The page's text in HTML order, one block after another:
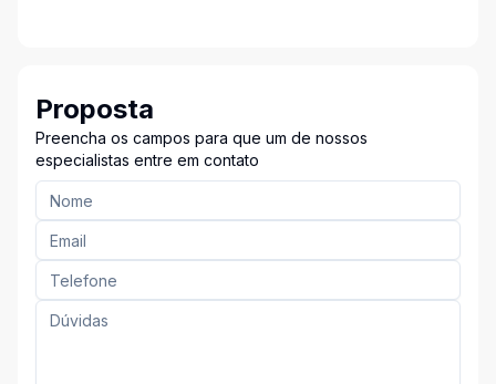
Proposta
Preencha os campos para que um de nossos
especialistas entre em contato